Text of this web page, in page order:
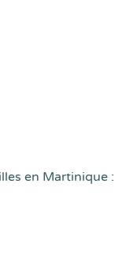
en Martinique :